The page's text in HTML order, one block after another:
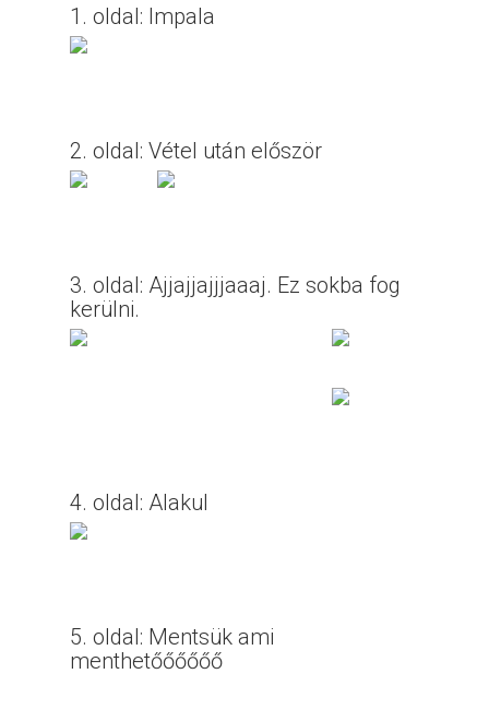
1. oldal: Impala
2. oldal: Vétel után először
3. oldal: Ajjajjajjjaaaj. Ez sokba fog
kerülni.
4. oldal: Alakul
5. oldal: Mentsük ami
menthetőőőőőő